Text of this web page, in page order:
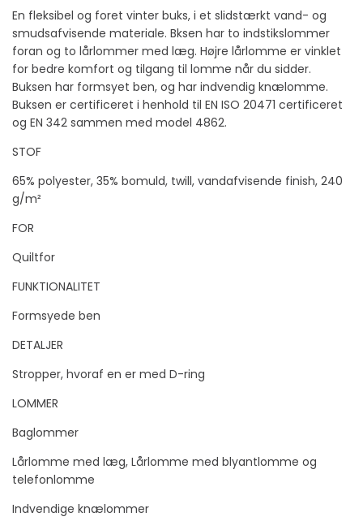
En fleksibel og foret vinter buks, i et slidstærkt vand- og
smudsafvisende materiale. Bksen har to indstikslommer
foran og to lårlommer med læg. Højre lårlomme er vinklet
for bedre komfort og tilgang til lomme når du sidder.
Buksen har formsyet ben, og har indvendig knælomme.
Buksen er certificeret i henhold til EN ISO 20471 certificeret
og EN 342 sammen med model 4862.
STOF
65% polyester, 35% bomuld, twill, vandafvisende finish, 240
g/m²
FOR
Quiltfor
FUNKTIONALITET
Formsyede ben
DETALJER
Stropper, hvoraf en er med D-ring
LOMMER
Baglommer
Lårlomme med læg, Lårlomme med blyantlomme og
telefonlomme
Indvendige knælommer